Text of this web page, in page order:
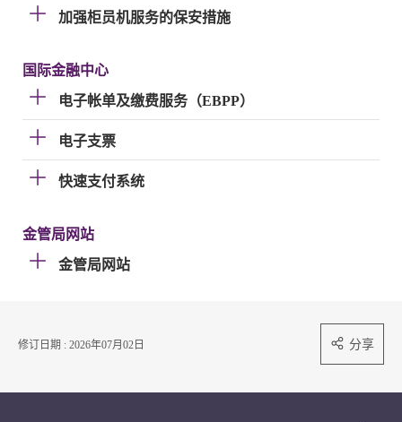
加强柜员机服务的保安措施
国际金融中心
电子帐单及缴费服务（EBPP）
电子支票
快速支付系统
金管局网站
金管局网站
修订日期 : 2026年07月02日 分享